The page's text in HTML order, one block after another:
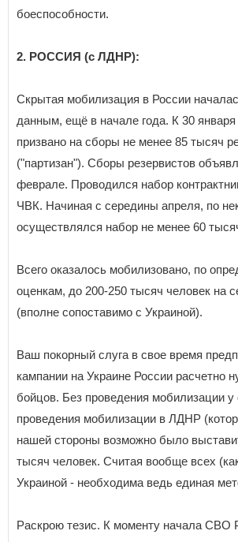
боеспособности.
2. РОССИЯ (с ЛДНР):
Скрытая мобилизация в России
данным, ещё в начале года. К 30 января
призвано на сборы не менее 85 тысяч
("партизан"). Сборы резервистов
феврале. Проводился набор
ЧВК. Начиная с середины апреля, по
осуществлялся набор не менее 60
Всего оказалось мобилизовано, по
оценкам, до 200-250 тысяч человек на
(вполне сопоставимо с Украиной).
Ваш покорный слуга в свое время
кампании на Украине России расчетно
бойцов. Без проведения мобилизации у
проведения мобилизации в ЛДНР
нашей стороны возможно было
тысяч человек. Считая вообще всех
Украиной - необходима ведь единая
Раскрою тезис. К моменту начала СВО